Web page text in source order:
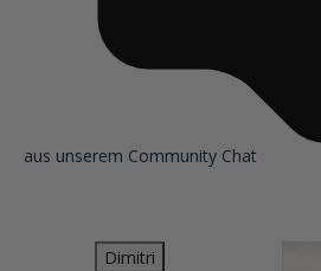
aus unserem Community Chat
Dimitri